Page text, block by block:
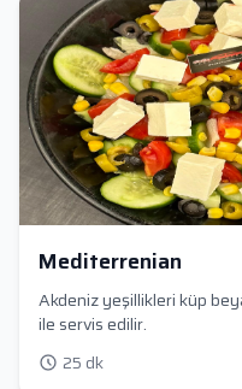
Mediterrenian
Akdeniz yeşillikleri küp
ile servis edilir.
25 dk